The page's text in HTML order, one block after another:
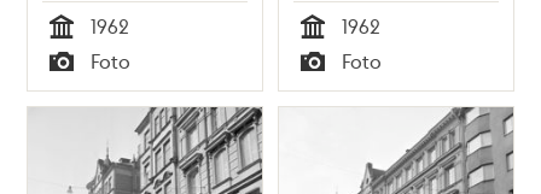
Tid
1962
Typ
Foto Tid
1962
Typ
Foto